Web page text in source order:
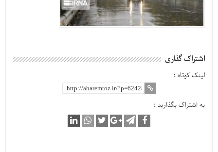
اشتراک گذاری
لینک کوتاه :
به اشتراک بگذارید :